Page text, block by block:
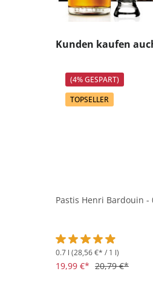
Produktgalerie
Kunden kaufen
(4% GESPART)
TOPSELLER
Pastis Henri Bardouin -
Durchschnittliche
0.7 l (28,56 €* / 1 l)
19,99 €* 20,79 €*